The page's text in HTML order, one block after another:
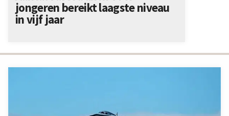
jongeren bereikt laagste niveau
in vijf jaar